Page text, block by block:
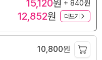
15,120원 + 840원
12,852원 더보기
10,800원